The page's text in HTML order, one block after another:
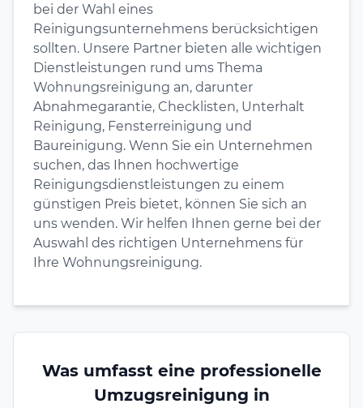
bei der Wahl eines
Reinigungsunternehmens berücksichtigen
sollten. Unsere Partner bieten alle wichtigen
Dienstleistungen rund ums Thema
Wohnungsreinigung an, darunter
Abnahmegarantie, Checklisten, Unterhalt
Reinigung, Fensterreinigung und
Baureinigung. Wenn Sie ein Unternehmen
suchen, das Ihnen hochwertige
Reinigungsdienstleistungen zu einem
günstigen Preis bietet, können Sie sich an
uns wenden. Wir helfen Ihnen gerne bei der
Auswahl des richtigen Unternehmens für
Ihre Wohnungsreinigung.
Was umfasst eine professionelle
Umzugsreinigung in